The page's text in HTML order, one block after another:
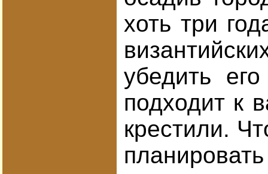
хоть три
убедить
подходит к
крестили.